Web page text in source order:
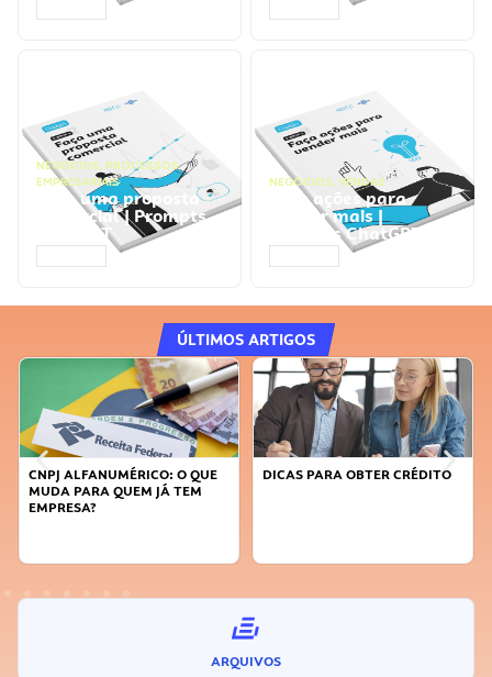
NEGÓCIOS, PROCESSOS
EMPRESARIAIS
Faça uma proposta
comercial | Prompts
ChatGPT
NEGÓCIOS, VENDAS
Faça ações para
vender mais |
Prompts ChatGPT
ÚLTIMOS ARTIGOS
CNPJ ALFANUMÉRICO: O QUE
MUDA PARA QUEM JÁ TEM
EMPRESA?
DICAS PARA OBTER CRÉDITO
ARQUIVOS